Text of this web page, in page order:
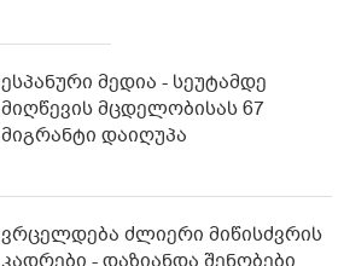
ესპანური მედია - სეუტამდე
მიღწევის მცდელობისას 67
მიგრანტი დაიღუპა
ვრცელდება ძლიერი მიწისძვრის